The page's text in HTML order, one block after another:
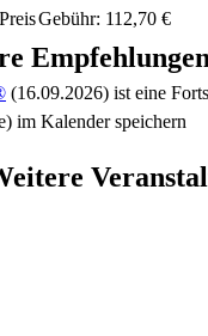
PreisGebühr: 112,70 €
Empfehlungen
(16.09.2026) ist eine
im Kalender speichern